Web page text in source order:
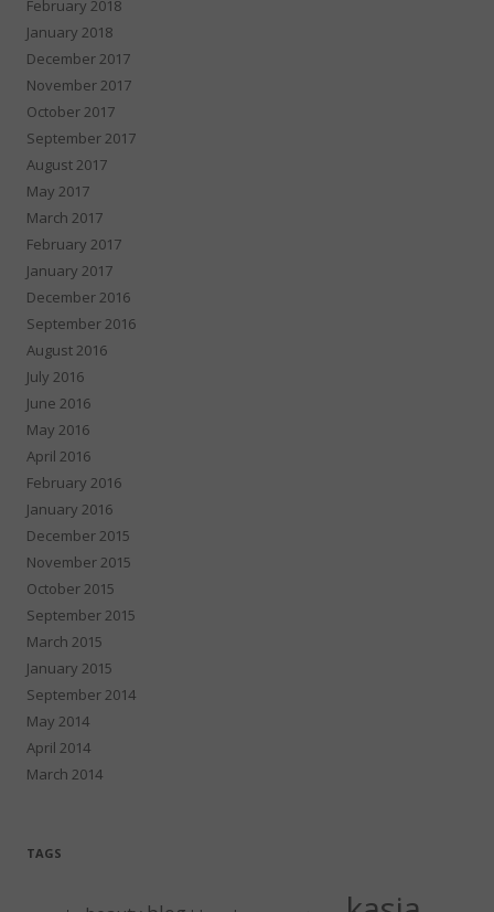
February 2018
January 2018
December 2017
November 2017
October 2017
September 2017
August 2017
May 2017
March 2017
February 2017
January 2017
December 2016
September 2016
August 2016
July 2016
June 2016
May 2016
April 2016
February 2016
January 2016
December 2015
November 2015
October 2015
September 2015
March 2015
January 2015
September 2014
May 2014
April 2014
March 2014
TAGS